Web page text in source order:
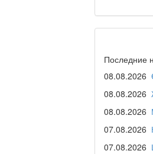
Последние
08.08.2026
08.08.2026
08.08.2026
07.08.2026
07.08.2026